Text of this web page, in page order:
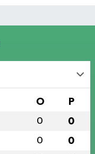
O P
0 0
0 0